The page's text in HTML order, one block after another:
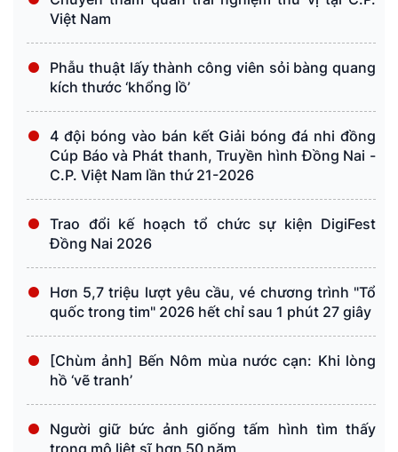
Việt Nam
Phẫu thuật lấy thành công viên sỏi bàng quang
kích thước ‘khổng lồ’
4 đội bóng vào bán kết Giải bóng đá nhi đồng
Cúp Báo và Phát thanh, Truyền hình Đồng Nai -
C.P. Việt Nam lần thứ 21-2026
Trao đổi kế hoạch tổ chức sự kiện DigiFest
Đồng Nai 2026
Hơn 5,7 triệu lượt yêu cầu, vé chương trình "Tổ
quốc trong tim" 2026 hết chỉ sau 1 phút 27 giây
[Chùm ảnh] Bến Nôm mùa nước cạn: Khi lòng
hồ ‘vẽ tranh’
Người giữ bức ảnh giống tấm hình tìm thấy